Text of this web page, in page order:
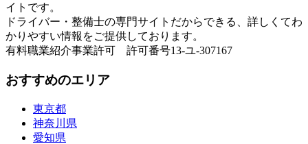
イトです。
ドライバー・整備士の専門サイトだからできる、詳しくてわ
かりやすい情報をご提供しております。
有料職業紹介事業許可 許可番号13-ユ-307167
おすすめのエリア
東京都
神奈川県
愛知県